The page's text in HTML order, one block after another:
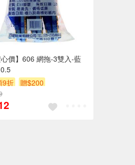
心價】606 網拖-3雙入-藍
9折
贈$200